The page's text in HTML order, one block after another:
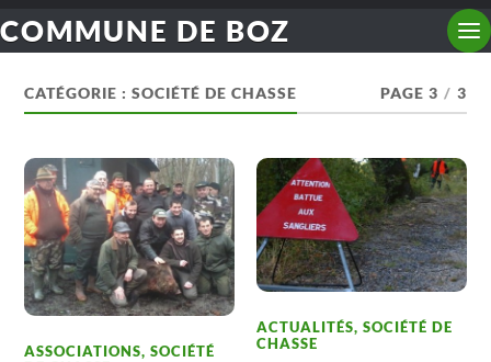
COMMUNE DE BOZ
CATÉGORIE :SOCIÉTÉ DE CHASSE PAGE 3 / 3
ASSOCIATIONS,SOCIÉTÉ
ACTUALITÉS,SOCIÉTÉ DE
CHASSE